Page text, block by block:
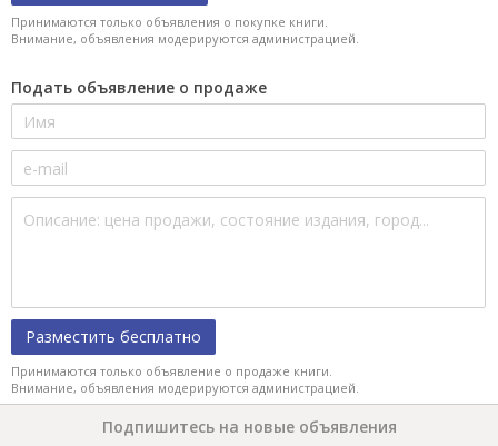
Принимаются только объявления о покупке книги.
Внимание, объявления модерируются администрацией.
Подать объявление о продаже
Разместить бесплатно
Принимаются только объявление о продаже книги.
Внимание, объявления модерируются администрацией.
Подпишитесь на новые объявления